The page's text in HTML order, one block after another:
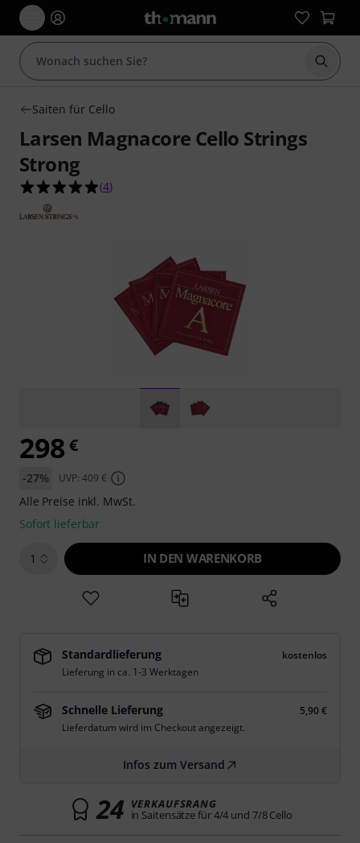
Suche
Saiten für Cello
Larsen Magnacore Cello Strings
Strong
5.0 von 5 Sternen aus 4 Kundenbewertungen
(4)
298 €
-27% UVP: 409 €
Alle Preise inkl. MwSt.
Sofort lieferbar
1 IN DEN WARENKORB
Standardlieferung
kostenlos
Lieferung in ca. 1-3 Werktagen
Schnelle Lieferung
5,90 €
Lieferdatum wird im Checkout angezeigt.
Infos zum Versand
24 VERKAUFSRANG
in Saitensätze für 4/4 und 7/8 Cello